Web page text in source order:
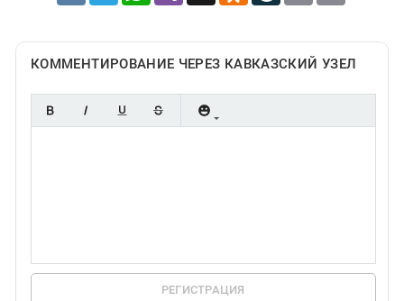
КОММЕНТИРОВАНИЕ ЧЕРЕЗ КАВКАЗСКИЙ УЗЕЛ
РЕГИСТРАЦИЯ